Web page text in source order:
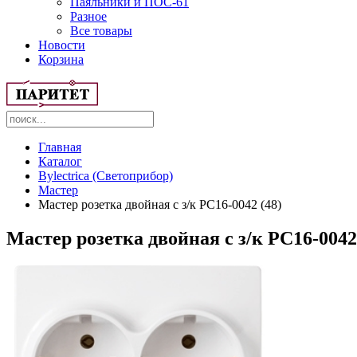
Разное
Все товары
Новости
Корзина
Главная
Каталог
Bylectrica (Светоприбор)
Мастер
Мастер розетка двойная с з/к РС16-0042 (48)
Мастер розетка двойная с з/к РС16-